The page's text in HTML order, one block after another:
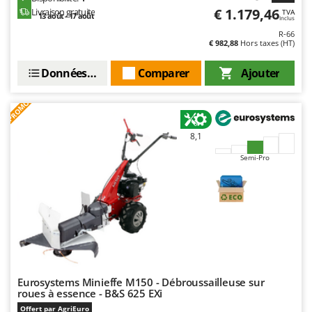
Stiga
Titania
Tornado
Tre Spade
Trev - Abrek - TecnoVIR
Trotec
Livraison gratuite
13 août - 17 août € 1.179,46 TVA
Inclus
R-66
€ 982,88 Hors taxes (HT)
Ajouter
Comparer
Données techniques
PROMO
8,1
Semi-Pro
Eurosystems Minieffe M150 - Débroussailleuse sur
roues à essence - B&S 625 EXi
Offert par AgriEuro